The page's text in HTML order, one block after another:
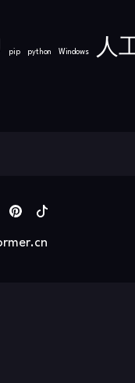
pip python Windows 人